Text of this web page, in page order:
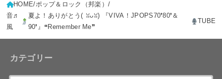
HOME ポップ＆ロック（邦楽）
音♬
風
夏よ！ありがとう(⁠ ⁠ꈍ⁠ᴗ⁠ꈍ⁠) 『VIVA！JPOPS70❜80❜＆
90❜』❝Remember Me❞
TUBE
カテゴリー